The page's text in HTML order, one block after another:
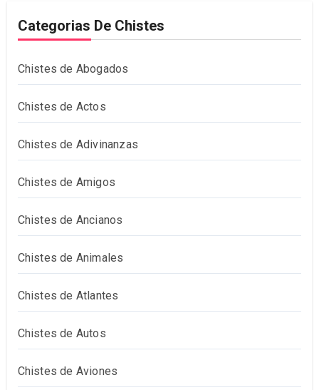
Categorias De Chistes
Chistes de Abogados
Chistes de Actos
Chistes de Adivinanzas
Chistes de Amigos
Chistes de Ancianos
Chistes de Animales
Chistes de Atlantes
Chistes de Autos
Chistes de Aviones